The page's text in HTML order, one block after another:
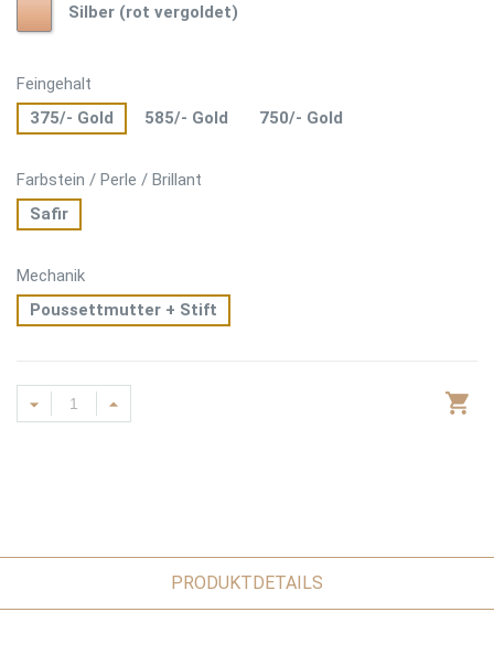
(rot
Silber (rot vergoldet)
Feingehalt
375/- Gold
585/- Gold 750/- Gold
Farbstein / Perle / Brillant
Safir
Mechanik
Poussettmutter + Stift
PRODUKTDETAILS